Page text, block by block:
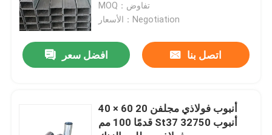
MOQ：تفاوض
الأسعار：Negotiation
افضل سعر اتصل بنا
40 × 60 أنبوب فولاذي مجلفن 20
قدمًا 100 مم St37 32750 أنبوب